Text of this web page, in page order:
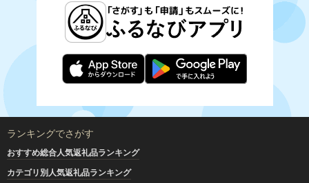
ランキングでさがす
おすすめ総合人気返礼品ランキング
カテゴリ別人気返礼品ランキング